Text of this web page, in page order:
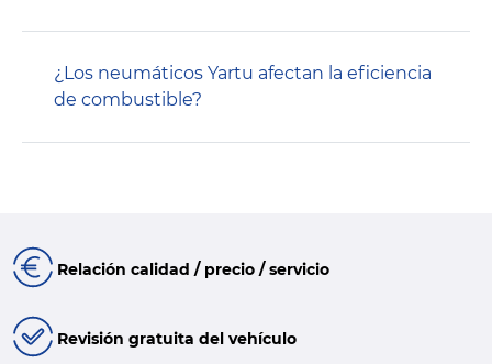
¿Los neumáticos Yartu afectan la eficiencia
de combustible?
Relación calidad / precio / servicio
Revisión gratuita del vehículo